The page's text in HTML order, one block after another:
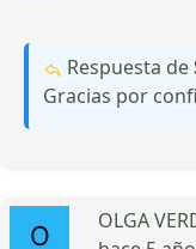
Respuesta de
Gracias por
OLGA